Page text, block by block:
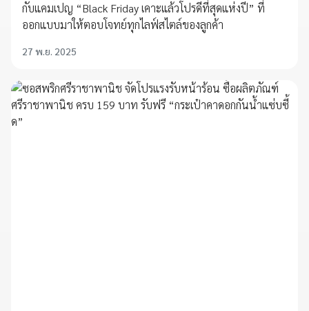
กับแคมเปญ “Black Friday เคาะแล้วโปรดีที่สุดแห่งปี” ที่
ออกแบบมาให้ตอบโจทย์ทุกไลฟ์สไตล์ของลูกค้า
27 พ.ย. 2025